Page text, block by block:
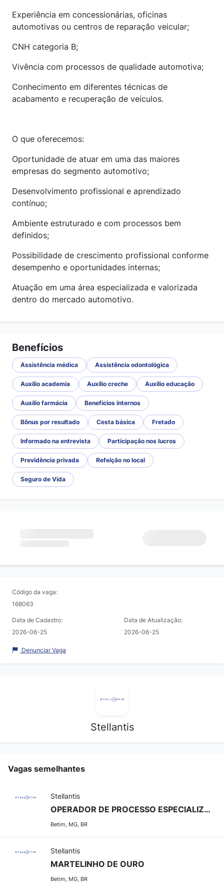
Experiência em concessionárias, oficinas
automotivas ou centros de reparação veicular;
CNH categoria B;
Vivência com processos de qualidade automotiva;
Conhecimento em diferentes técnicas de
acabamento e recuperação de veículos.
O que oferecemos:
Oportunidade de atuar em uma das maiores
empresas do segmento automotivo;
Desenvolvimento profissional e aprendizado
contínuo;
Ambiente estruturado e com processos bem
definidos;
Possibilidade de crescimento profissional conforme
desempenho e oportunidades internas;
Atuação em uma área especializada e valorizada
dentro do mercado automotivo.
Benefícios
Assistência médica Assistência odontológica
Auxílio academia Auxílio creche Auxílio educação
Auxílio farmácia Benefícios internos
Bônus por resultado Cesta básica Fretado
Informado na entrevista Participação nos lucros
Previdência privada Refeição no local
Seguro de Vida
Código da vaga:
168063
Data de Cadastro:
2026-06-25
Data de Atualização:
2026-06-25
Denunciar Vaga
Stellantis
Vagas semelhantes
Stellantis
OPERADOR DE PROCESSO ESPECIALIZADO
Betim, MG, BR
Stellantis
MARTELINHO DE OURO
Betim, MG, BR